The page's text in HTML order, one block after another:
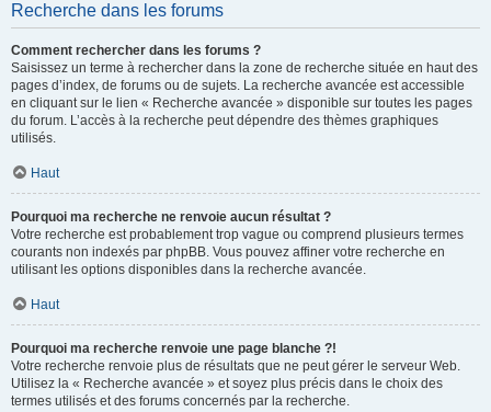
Recherche dans les forums
Comment rechercher dans les forums ?
Saisissez un terme à rechercher dans la zone de recherche située en haut des
pages d’index, de forums ou de sujets. La recherche avancée est accessible
en cliquant sur le lien « Recherche avancée » disponible sur toutes les pages
du forum. L’accès à la recherche peut dépendre des thèmes graphiques
utilisés.
Haut
Pourquoi ma recherche ne renvoie aucun résultat ?
Votre recherche est probablement trop vague ou comprend plusieurs termes
courants non indexés par phpBB. Vous pouvez affiner votre recherche en
utilisant les options disponibles dans la recherche avancée.
Haut
Pourquoi ma recherche renvoie une page blanche ?!
Votre recherche renvoie plus de résultats que ne peut gérer le serveur Web.
Utilisez la « Recherche avancée » et soyez plus précis dans le choix des
termes utilisés et des forums concernés par la recherche.